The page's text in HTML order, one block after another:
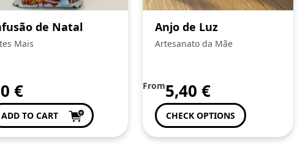
de Natal
Mais
€
ADD TO CART
Anjo de Luz
Artesanato da Mãe
From5,40€
CHECK OPTIONS